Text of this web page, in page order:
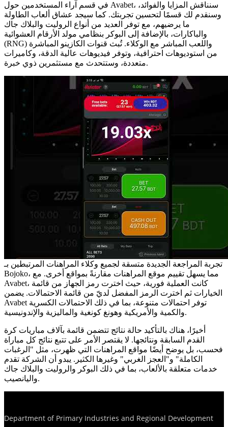
في قسم آراء المستخدمين حول Avabet، سنناقش المزايا والفوائد،
وسنقدم لك قسمًا لتحسين تجربتك. كما سيجد عشاق ألعاب الطاولة
ما يرضيهم، مع توفر العديد من أنواع الروليت والبلاك جاك
والباكارات، بالإضافة إلى البوكر بنظامي مولد الأرقام العشوائية
(RNG) واللعب المباشر مع الوكلاء. تُبث قنوات الكازينو المباشرة
من استوديوهات احترافية، وتوفر فيديوهات عالية الدقة، وكاميرات
متعددة، وستتحدث مع مستثمرين ذوي خبرة.
تجربة المراجعة الجديدة متسقة لجميع وكلاء المراهنات المرتبطين بـ
Bojoko، مما يسهل تقييم موقع المراهنات مقارنةً بمواقع أخرى. مع
Avabet، كانت العملية فورية، حيث اخترت رمز الجهاز من قائمة
الخيارات ثم اخترت الرمز المفضل لديّ من قائمة الاحتمالات. يضمن
Avabet توفر احتمالات متنوعة، بما في ذلك الاحتمالات الكسرية
والكمية والأمريكية وهونغ كونغية والماليزية والإندونيسية.
أخيرًا، هناك بالتأكيد حالة نتائج تتضمن قائمة بآلاف مباريات كرة
القدم السابقة ونتائجها. لا يقتصر الأمر على تتبع نتائج كل مباراة
فحسب، بل يوضح أيضًا مواقع المراهنات التي ظهرت، مثل "الرغبات
الكاملة" و"العجز الغربي" وغيرها الكثير. يبدو أن الشركة تقدم
خدمات متعلقة بالألعاب، بما في ذلك البوكر والروليت والبلاك جاك
واليانصيب.
Department of Primary Industries and Regional Development